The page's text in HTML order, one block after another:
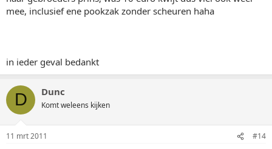
mee, inclusief ene pookzak zonder scheuren haha
in ieder geval bedankt
D Dunc
Komt weleens kijken
11 mrt 2011 #14